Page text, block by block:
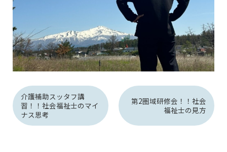
介護補助スッタフ講
習！！社会福祉士のマイ
ナス思考
第2圏域研修会！！社会
福祉士の見方